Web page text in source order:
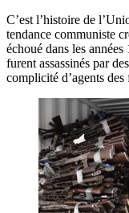
C’est l’histoire de
tendance communiste
échoué dans les
furent assassinés par
complicité d’agents des